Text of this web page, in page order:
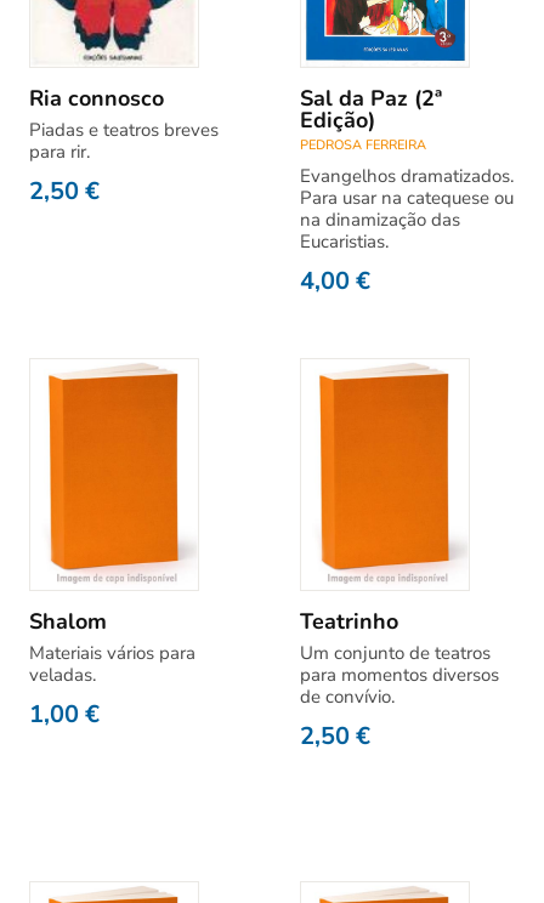
Ria connosco
Piadas e teatros breves
para rir.
2,50€
Sal da Paz (2ª
Edição)
PEDROSA FERREIRA
Evangelhos dramatizados.
Para usar na catequese ou
na dinamização das
Eucaristias.
4,00€
Shalom
Materiais vários para
veladas.
1,00€
Teatrinho
Um conjunto de teatros
para momentos diversos
de convívio.
2,50€